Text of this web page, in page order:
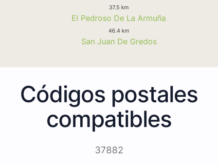
37.5 km
El Pedroso De La Armuña
46.4 km
San Juan De Gredos
Códigos postales
compatibles
37882